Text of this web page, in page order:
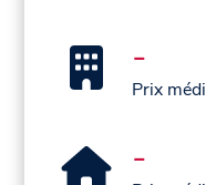
-
Prix
-